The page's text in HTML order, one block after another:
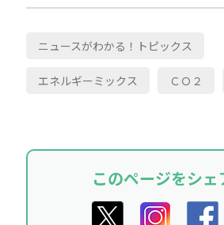
ニュースがわかる！トピックス
エネルギーミックス ＣＯ２
このページをシェ